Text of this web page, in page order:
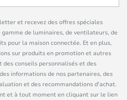
et recevez des offres spéciales
de luminaires, de ventilateurs, de
pour la maison connectée. Et en plus,
sur produits en promotion et autres
conseils personnalisés et des
informations de nos partenaires, des
et des recommandations d'achat.
et à tout moment en cliquant sur le lien